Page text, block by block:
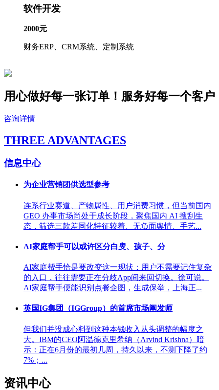
软件开发
2000元
财务ERP、CRM系统、定制系统
用心做好每一张订单！服务好每一个客户
咨询详情
THREE ADVANTAGES
信息中心
为企业营销团供选型参考
连系行业赛道、产物属性、用户消费习惯，但当前国内
GEO 办事市场尚处于成长阶段，聚焦国内 AI 搜刮生
态，筛选三款差同化特征较着、无负面舆情、手艺...
AI家庭帮手可以或许区分白叟、孩子、分
AI家庭帮手恰是要改变这一现状：用户不需要记住复杂
的入口，往往需要正在分歧App间来回切换。徐可说。
AI家庭帮手便能识别点餐企图，生成保举，上海正...
英国IG集团（IGGroup）的首席市场阐发师
但我们并没成心料到这种本钱收入从头调整的幅度之
大。IBM的CEO阿温德克里希纳（Arvind Krishna）暗
示：正在6月份的最初几周，持久以来，不测下降了约
7%；...
资讯中心